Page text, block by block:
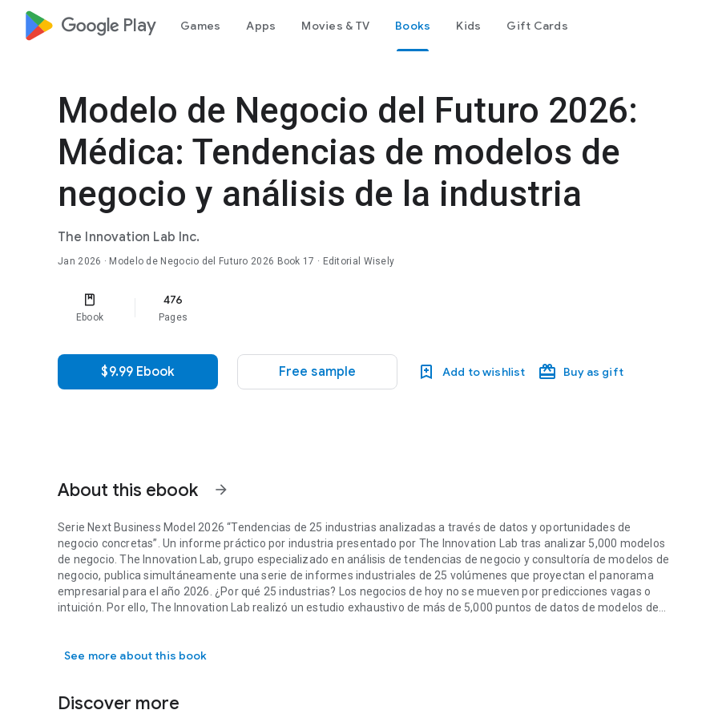
google_logo Play Games Apps Movies & TV Books Kids Gift Cards
Modelo de Negocio del Futuro 2026:
Médica: Tendencias de modelos de
negocio y análisis de la industria
The Innovation Lab Inc.
Jan 2026 · Modelo de Negocio del Futuro 2026 Book 17 · Editorial Wisely
Ebook
476
Pages
$9.99 Ebook Free sample Add to wishlist Buy as gift
About this ebook arrow_forward
Serie Next Business Model 2026 “Tendencias de 25 industrias analizadas a través de datos y oportunidades de
negocio concretas”. Un informe práctico por industria presentado por The Innovation Lab tras analizar 5,000 modelos
de negocio. The Innovation Lab, grupo especializado en análisis de tendencias de negocio y consultoría de modelos de
negocio, publica simultáneamente una serie de informes industriales de 25 volúmenes que proyectan el panorama
empresarial para el año 2026. ¿Por qué 25 industrias? Los negocios de hoy no se mueven por predicciones vagas o
intuición. Por ello, The Innovation Lab realizó un estudio exhaustivo de más de 5,000 puntos de datos de modelos de
concretos en lugar de grandes discursos sobre el futuro. Esta serie evita la futurología abstracta o las grandes
ahora mismo. Briefing de inteligencia para líderes que atraviesan una era de incertidumbre "¿En 2026, su negocio
Serie Next Business Model 2026 “Tendencias de 25 industrias analizadas a través de datos y oportunidades de negocio
See more about this book
Discover more